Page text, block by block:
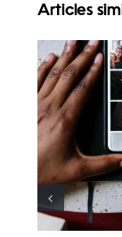
Articles